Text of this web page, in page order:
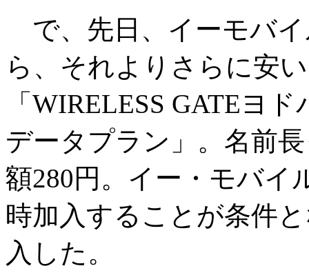
で、先日、イーモバ
ら、それよりさらに安
「WIRELESS GATEヨ
データプラン」。名前
額280円。イー・モバイ
時加入することが条件
入した。